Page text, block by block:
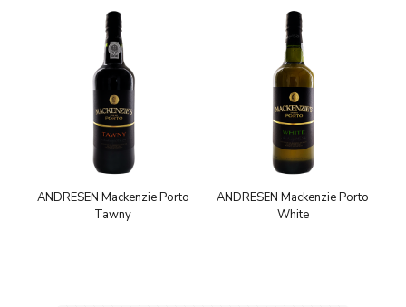
ANDRESEN Mackenzie Porto
Tawny
ANDRESEN Mackenzie Porto
White